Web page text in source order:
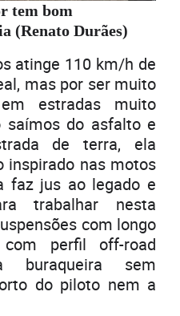
tem bom
(Renato Durães)
atinge 110 km/h de
mas por ser muito
estradas muito
saímos do asfalto e
de terra, ela
inspirado nas motos
faz jus ao legado e
trabalhar nesta
com longo
perfil off-road
buraqueira sem
do piloto nem a